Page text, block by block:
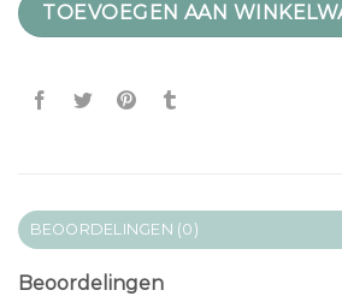
TOEVOEGEN AAN
BEOORDELINGEN (0)
Beoordelingen